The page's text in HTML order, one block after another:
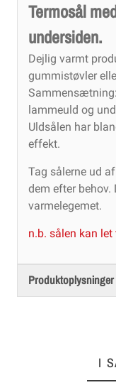
Termosål
undersiden.
Dejlig varmt
gummistøvler
lammeuld og
Uldsålen har
effekt.
Tag sålerne ud
dem efter behov.
varmelegemet.
n.b. sålen kan
Produktoplysninger
I